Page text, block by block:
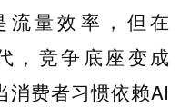
流量效率，但在
，竞争底座变成
消费者习惯依赖AI